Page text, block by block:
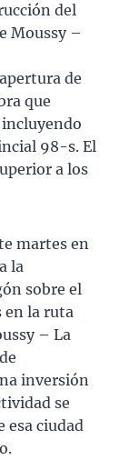
del
Moussy –
de
que
98-s. El
a los
martes en
la
sobre el
en la ruta
– La
inversión
se
esa ciudad